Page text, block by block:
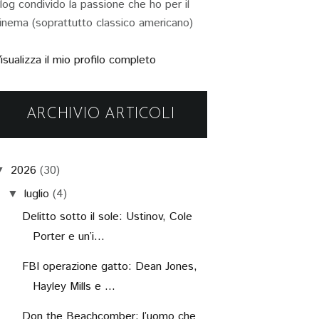
condivido la passione che ho per il
(soprattutto classico americano)
il mio profilo completo
ARCHIVIO ARTICOLI
2026 (30)
▼ luglio (4)
Delitto sotto il sole: Ustinov, Cole
Porter e un’i...
FBI operazione gatto: Dean Jones,
Hayley Mills e ...